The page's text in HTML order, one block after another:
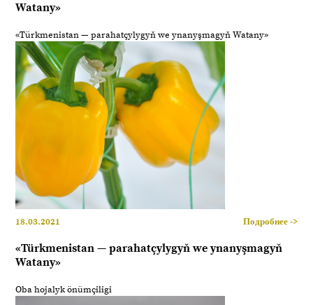
Watany»
«Türkmenistan — parahatçylygyň we ynanyşmagyň Watany»
18.03.2021 Подробнее ->
«Türkmenistan — parahatçylygyň we ynanyşmagyň
Watany»
Oba hojalyk önümçiligi